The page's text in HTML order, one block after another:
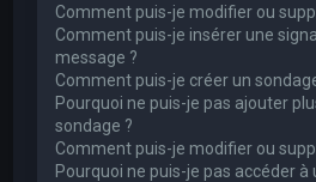
Comment puis-je modifier ou
Comment puis-je insérer une
message ?
Comment puis-je créer un
Pourquoi ne puis-je pas ajouter
sondage ?
Comment puis-je modifier ou
Pourquoi ne puis-je pas accéder à